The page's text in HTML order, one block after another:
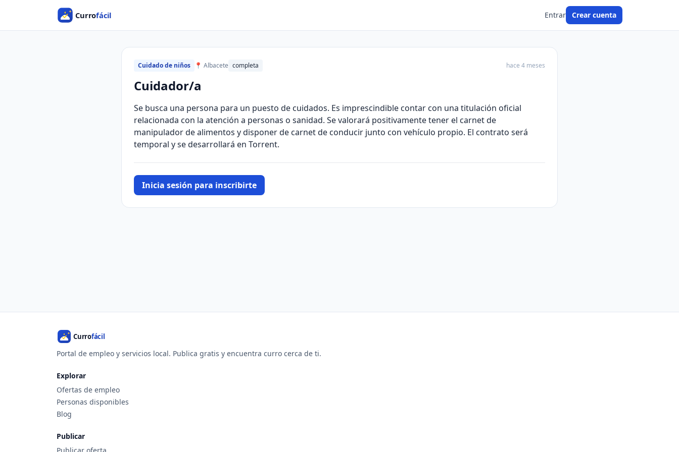
Entrar Crear cuenta
Cuidado de niños 📍 Albacete completa hace 4 meses
Cuidador/a
Se busca una persona para un puesto de cuidados. Es imprescindible contar con una titulación oficial
relacionada con la atención a personas o sanidad. Se valorará positivamente tener el carnet de
manipulador de alimentos y disponer de carnet de conducir junto con vehículo propio. El contrato será
temporal y se desarrollará en Torrent.
Inicia sesión para inscribirte
Portal de empleo y servicios local. Publica gratis y encuentra curro cerca de ti.
Explorar
Ofertas de empleo
Personas disponibles
Blog
Publicar